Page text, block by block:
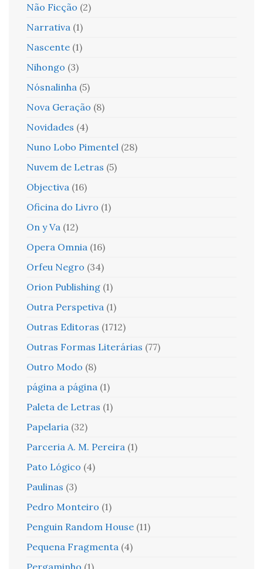
Não Ficção (2)
Narrativa (1)
Nascente (1)
Nihongo (3)
Nósnalinha (5)
Nova Geração (8)
Novidades (4)
Nuno Lobo Pimentel (28)
Nuvem de Letras (5)
Objectiva (16)
Oficina do Livro (1)
On y Va (12)
Opera Omnia (16)
Orfeu Negro (34)
Orion Publishing (1)
Outra Perspetiva (1)
Outras Editoras (1712)
Outras Formas Literárias (77)
Outro Modo (8)
página a página (1)
Paleta de Letras (1)
Papelaria (32)
Parceria A. M. Pereira (1)
Pato Lógico (4)
Paulinas (3)
Pedro Monteiro (1)
Penguin Random House (11)
Pequena Fragmenta (4)
Pergaminho (1)